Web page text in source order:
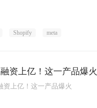
Shopify meta
资上亿！这一产品爆火
资上亿！这一产品爆火